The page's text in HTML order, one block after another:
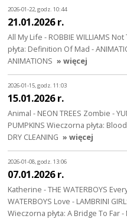
2026-01-22, godz. 10:44
21.01.2026 r.
All My Life - ROBBIE WILLIAMS
płyta: Definition Of Mad -
ANIMATIONS » więcej
2026-01-15, godz. 11:03
15.01.2026 r.
Animal - NEON TREES Zombie -
PUMPKINS Wieczorna płyta:
DRY CLEANING » więcej
2026-01-08, godz. 13:06
07.01.2026 r.
Katherine - THE WATERBOYS
WATERBOYS Love - LAMBRINI
Wieczorna płyta: A Bridge To Far -